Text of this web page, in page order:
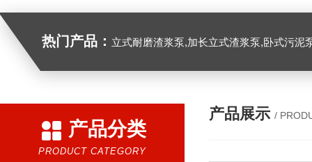
热门产品： 立式耐磨渣浆泵,加长立式渣浆泵,卧式污泥
产品分类
PRODUCT CATEGORY
产品展示 /